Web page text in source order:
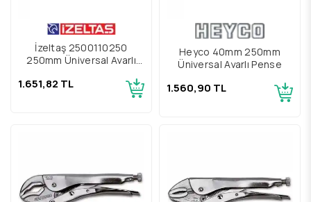
İzeltaş 2500110250
250mm Üniversal Ayarlı
1.651,82 TL
Heyco 40mm 250mm
Üniversal Ayarlı Pense
1.560,90 TL